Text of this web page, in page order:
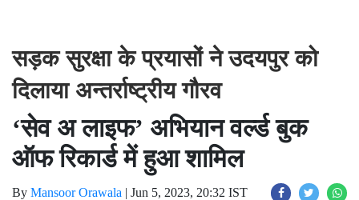
सड़क सुरक्षा के प्रयासों ने उदयपुर को
दिलाया अन्तर्राष्ट्रीय गौरव
‘सेव अ लाइफ’ अभियान वर्ल्ड बुक
ऑफ रिकार्ड में हुआ शामिल
By Mansoor Orawala | Jun 5, 2023, 20:32 IST